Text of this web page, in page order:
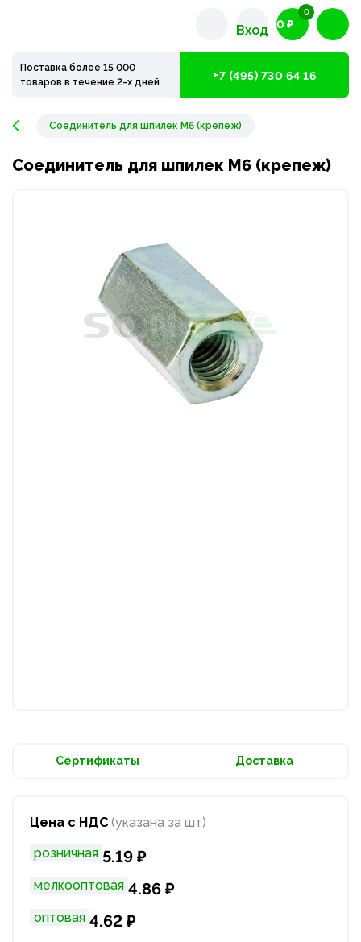
Вход 0 ₽
0
Поставка более 15 000
товаров в течение 2-х дней
+7 (495) 730 64 16
Соединитель для шпилек М6 (крепеж)
Соединитель для шпилек М6 (крепеж)
Сертификаты Доставка
Цена с НДС (указана за шт)
розничная 5.19 ₽
мелкооптовая 4.86 ₽
оптовая 4.62 ₽